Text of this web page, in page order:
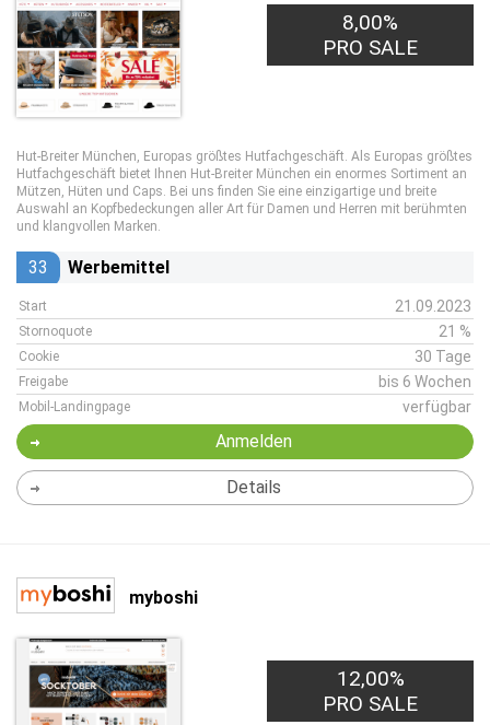
8,00%
PRO SALE
Hut-Breiter München, Europas größtes Hutfachgeschäft. Als Europas größtes
Hutfachgeschäft bietet Ihnen Hut-Breiter München ein enormes Sortiment an
Mützen, Hüten und Caps. Bei uns finden Sie eine einzigartige und breite
Auswahl an Kopfbedeckungen aller Art für Damen und Herren mit berühmten
und klangvollen Marken.
33 Werbemittel
Start 21.09.2023
Stornoquote 21 %
Cookie 30 Tage
Freigabe bis 6 Wochen
Mobil-Landingpage verfügbar
Anmelden
Details
myboshi
12,00%
PRO SALE